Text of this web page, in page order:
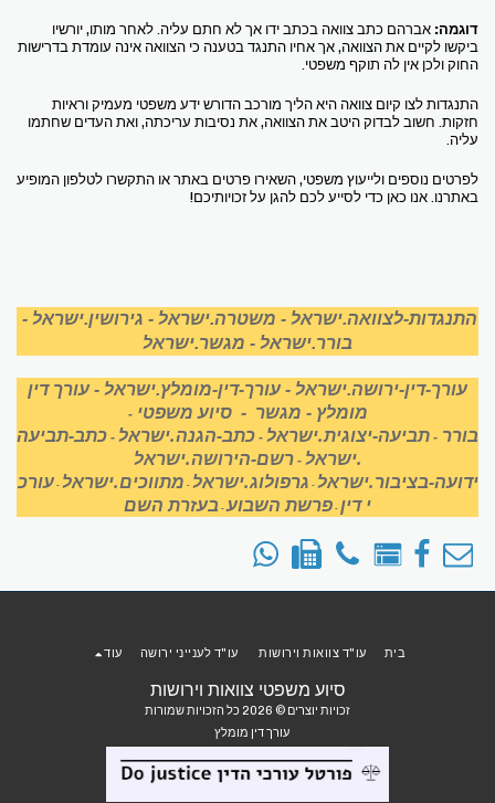
דוגמה: אברהם כתב צוואה בכתב ידו אך לא חתם עליה. לאחר מותו, יורשיו
ביקשו לקיים את הצוואה, אך אחיו התנגד בטענה כי הצוואה אינה עומדת בדרישות
החוק ולכן אין לה תוקף משפטי.
התנגדות לצו קיום צוואה היא הליך מורכב הדורש ידע משפטי מעמיק וראיות
חזקות. חשוב לבדוק היטב את הצוואה, את נסיבות עריכתה, ואת העדים שחתמו
עליה.
לפרטים נוספים ולייעוץ משפטי, השאירו פרטים באתר או התקשרו לטלפון המופיע
באתרנו. אנו כאן כדי לסייע לכם להגן על זכויותיכם!
התנגדות-לצוואה.ישראל - משטרה.ישראל - גירושין.ישראל -
בורר.ישראל - מגשר.ישראל
עורך-דין-ירושה.ישראל - עורך-דין-מומלץ.ישראל - עורך דין
מומלץ - מגשר -סיוע משפטי -
בורר - תביעה-יצוגית.ישראל - כתב-הגנה.ישראל - כתב-תביעה
.ישראל -רשם-הירושה.ישראל
ידועה-בציבור.ישראל - גרפולוג.ישראל - מתווכים.ישראל - עורכ
י דין - פרשת השבוע- בעזרת השם
סיוע משפטי צוואות וירושות
זכויות יוצרים © 2026 כל הזכויות שמורות
עורך דין מומלץ
בית עו"ד צוואות וירושות עו"ד לענייני ירושה עוד